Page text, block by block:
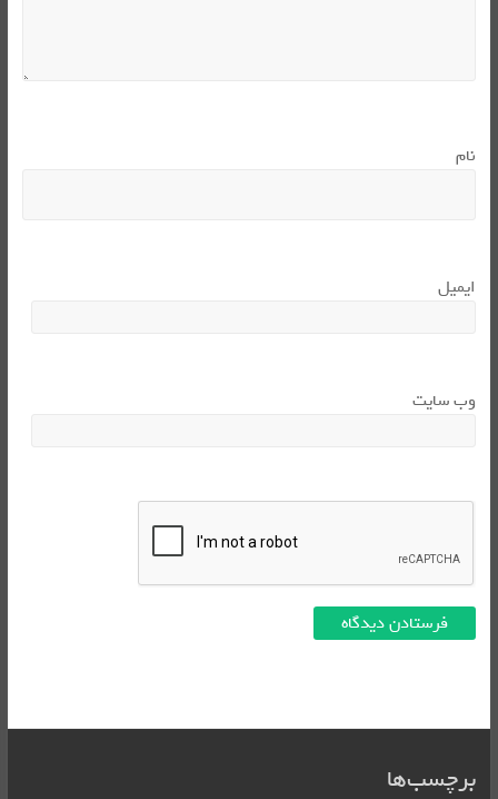
نام
ایمیل
وب‌ سایت
برچسب‌ها